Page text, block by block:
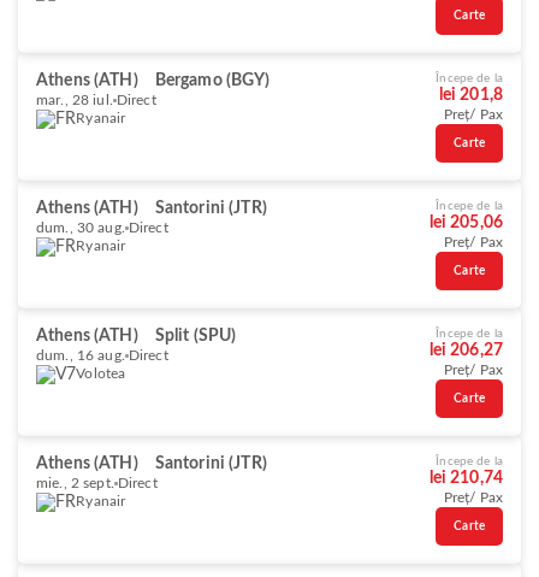
Carte
Athens (ATH) Bergamo (BGY)
mar., 28 iul.
Direct
Ryanair
Începe de la
lei 201,8
Preț/ Pax
Carte
Athens (ATH) Santorini (JTR)
dum., 30 aug. Direct
Ryanair
Începe de la
lei 205,06
Preț/ Pax
Carte
Athens (ATH) Split (SPU)
dum., 16 aug. Direct
Volotea
Începe de la
lei 206,27
Preț/ Pax
Carte
Athens (ATH) Santorini (JTR)
mie., 2 sept. Direct
Ryanair
Începe de la
lei 210,74
Preț/ Pax
Carte